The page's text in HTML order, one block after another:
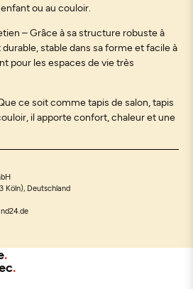
ou au couloir.
– Grâce à sa structure robuste à
stable dans sa forme et facile à
pour les espaces de vie très
ce soit comme tapis de salon, tapis
il apporte confort, chaleur et une
Köln), Deutschland